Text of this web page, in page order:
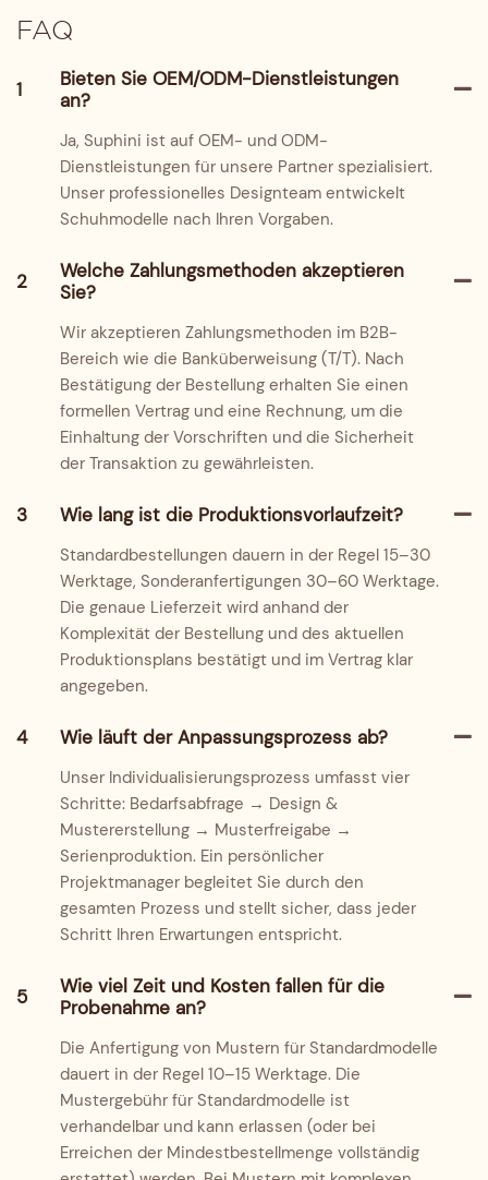
FAQ
1
Bieten Sie OEM/ODM-Dienstleistungen
an?
Ja, Suphini ist auf OEM- und ODM-
Dienstleistungen für unsere Partner spezialisiert.
Unser professionelles Designteam entwickelt
Schuhmodelle nach Ihren Vorgaben.
2
Welche Zahlungsmethoden akzeptieren
Sie?
Wir akzeptieren Zahlungsmethoden im B2B-
Bereich wie die Banküberweisung (T/T). Nach
Bestätigung der Bestellung erhalten Sie einen
formellen Vertrag und eine Rechnung, um die
Einhaltung der Vorschriften und die Sicherheit
der Transaktion zu gewährleisten.
3 Wie lang ist die Produktionsvorlaufzeit?
Standardbestellungen dauern in der Regel 15–30
Werktage, Sonderanfertigungen 30–60 Werktage.
Die genaue Lieferzeit wird anhand der
Komplexität der Bestellung und des aktuellen
Produktionsplans bestätigt und im Vertrag klar
angegeben.
4 Wie läuft der Anpassungsprozess ab?
Unser Individualisierungsprozess umfasst vier
Schritte: Bedarfsabfrage → Design &
Mustererstellung → Musterfreigabe →
Serienproduktion. Ein persönlicher
Projektmanager begleitet Sie durch den
gesamten Prozess und stellt sicher, dass jeder
Schritt Ihren Erwartungen entspricht.
5
Wie viel Zeit und Kosten fallen für die
Probenahme an?
Die Anfertigung von Mustern für Standardmodelle
dauert in der Regel 10–15 Werktage. Die
Mustergebühr für Standardmodelle ist
verhandelbar und kann erlassen (oder bei
Erreichen der Mindestbestellmenge vollständig